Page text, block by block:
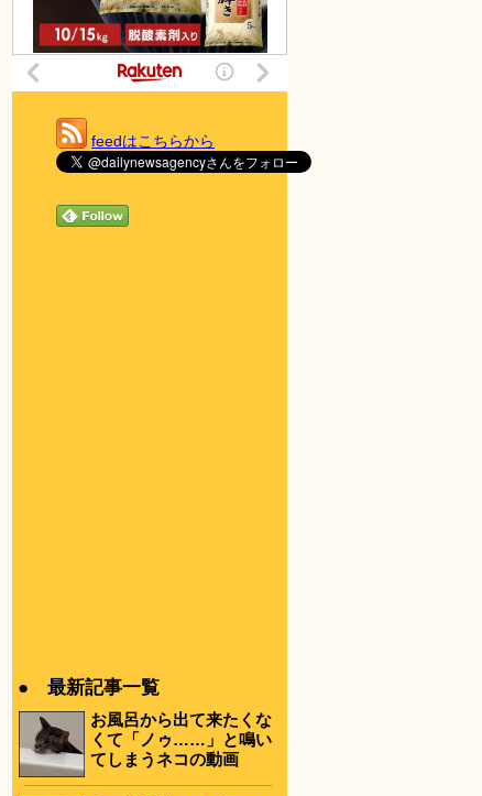
feedはこちらから
● 最新記事一覧
お風呂から出て来たくな
くて「ノゥ……」と鳴い
てしまうネコの動画